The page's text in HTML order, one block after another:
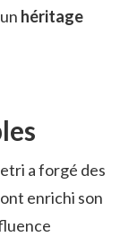
héritage
a forgé des
enrichi son